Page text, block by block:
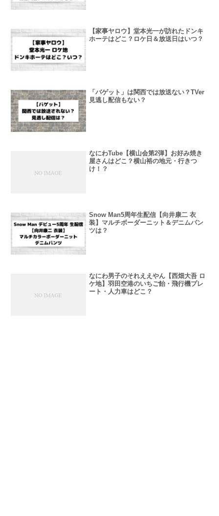
【家事ヤロウ】堂本光一が訪れたドンキ
ホーテはどこ？ロケ日＆放送日はいつ？
「バゲット」は関西では放送ない？TVer
見逃し配信もない？
なにわTube【横山会第2弾】お好み焼き
屋さんはどこ？横山裕の地元・行きつ
け！？
Snow Man5周年生配信【向井康二 衣
装】マルチボーダーニット＆デニムパン
ツは？
なにわ男子のそれええやん【西畑大吾 ロ
ケ地】羽田空港のいちご飴・飛行機プレ
ート・人力車はどこ？